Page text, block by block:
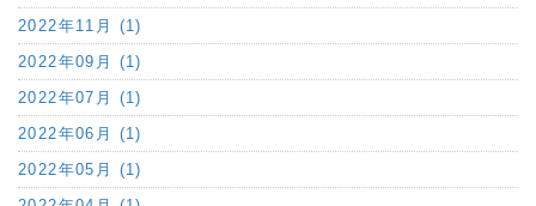
2022年11月 (1)
2022年09月 (1)
2022年07月 (1)
2022年06月 (1)
2022年05月 (1)